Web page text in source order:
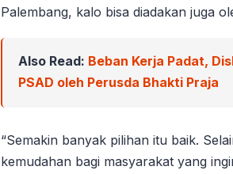
Palembang, kalo bisa diadakan juga
Also Read: Beban Kerja Padat,
PSAD oleh Perusda Bhakti Praja
“Semakin banyak pilihan itu baik.
kemudahan bagi masyarakat yang